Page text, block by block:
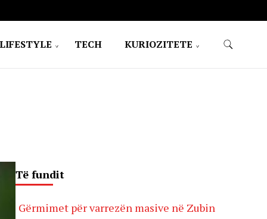
TECH KURIOZITETE
Të fundit
Gërmimet për varrezën masive në Zubin